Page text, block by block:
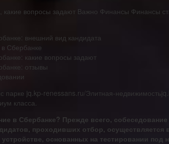
какие вопросы задают Важно Финансы Финансы
внешний вид кандидата
Сбербанке
какие вопросы задают
отзывы
парке jq.kp-renessans.ru/Элитная-
класса.
в Сбербанке? Прежде всего,
проходивших отбор, осуществляется
основанных на тестировании под